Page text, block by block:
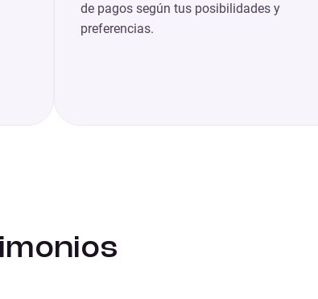
de pagos según tus posibilidades y
preferencias.